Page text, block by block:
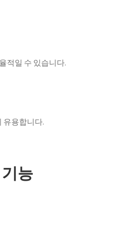
적일 수 있습니다.
유용합니다.
능